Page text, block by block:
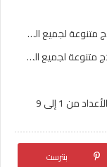
لجميع المواد
لجميع المواد
من 1 إلى 9
بنترست